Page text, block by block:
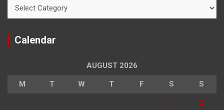
Calendar
AUGUST 2026
M T W T F S S
1 2